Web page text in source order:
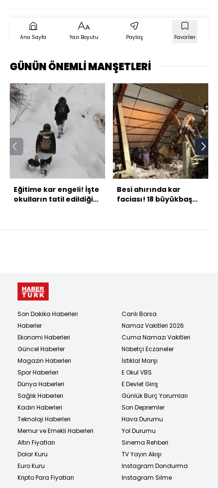
Ana Sayfa Yazı Boyutu Paylaş Favoriler
GÜNÜN ÖNEMLİ MANŞETLERİ
Eğitime kar engeli! İşte
okulların tatil edildiği
Besi ahırında kar
faciası! 18 büyükbaş
Son Dakika Haberleri
Haberler
Ekonomi Haberleri
Güncel Haberler
Magazin Haberleri
Spor Haberleri
Dünya Haberleri
Sağlık Haberleri
Kadın Haberleri
Teknoloji Haberleri
Memur ve Emekli Haberleri
Altın Fiyatları
Dolar Kuru
Euro Kuru
Kripto Para Fiyatları
Canlı Borsa
Namaz Vakitleri 2026
Cuma Namazı Vakitleri
Nöbetçi Eczaneler
İstiklal Marşı
E Okul VBS
E Devlet Giriş
Günlük Burç Yorumları
Son Depremler
Hava Durumu
Yol Durumu
Sinema Rehberi
TV Yayın Akışı
Instagram Dondurma
Instagram Silme